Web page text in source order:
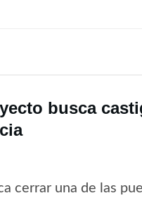
busca
cerrar una de las